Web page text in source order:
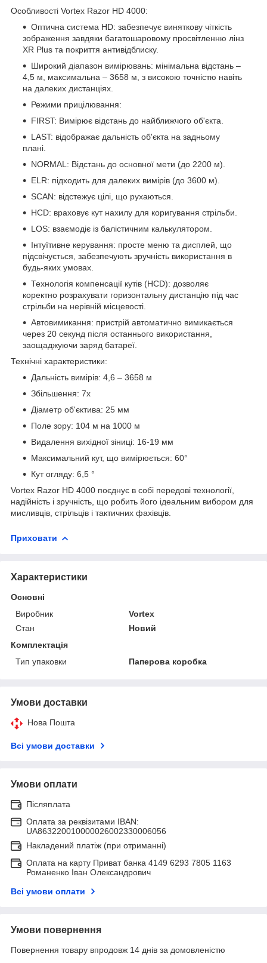
Особливості Vortex Razor HD 4000:
Оптична система HD: забезпечує виняткову чіткість
зображення завдяки багатошаровому просвітленню лінз
XR Plus та покриття антивідблиску.
Широкий діапазон вимірювань: мінімальна відстань –
4,5 м, максимальна – 3658 м, з високою точністю навіть
на далеких дистанціях.
Режими прицілювання:
FIRST: Вимірює відстань до найближчого об'єкта.
LAST: відображає дальність об'єкта на задньому
плані.
NORMAL: Відстань до основної мети (до 2200 м).
ELR: підходить для далеких вимірів (до 3600 м).
SCAN: відстежує цілі, що рухаються.
HCD: враховує кут нахилу для коригування стрільби.
LOS: взаємодіє із балістичним калькулятором.
Інтуїтивне керування: просте меню та дисплей, що
підсвічується, забезпечують зручність використання в
будь-яких умовах.
Технологія компенсації кутів (HCD): дозволяє
коректно розрахувати горизонтальну дистанцію під час
стрільби на нерівній місцевості.
Автовимикання: пристрій автоматично вимикається
через 20 секунд після останнього використання,
заощаджуючи заряд батареї.
Технічні характеристики:
Дальність вимірів: 4,6 – 3658 м
Збільшення: 7x
Діаметр об'єктива: 25 мм
Поле зору: 104 м на 1000 м
Видалення вихідної зіниці: 16-19 мм
Максимальний кут, що вимірюється: 60°
Кут огляду: 6,5 °
Vortex Razor HD 4000 поєднує в собі передові технології,
надійність і зручність, що робить його ідеальним вибором для
мисливців, стрільців і тактичних фахівців.
Приховати
Характеристики
Основні
Виробник
Vortex
Стан
Новий
Комплектація
Тип упаковки
Паперова коробка
Умови доставки
Нова Пошта
Всі умови доставки
Умови оплати
Післяплата
Оплата за реквізитами IBAN:
UA863220010000026002330006056
Накладений платіж (при отриманні)
Оплата на карту Приват банка 4149 6293 7805 1163
Романенко Іван Олександрович
Всі умови оплати
Умови повернення
Повернення товару впродовж 14 днів за домовленістю